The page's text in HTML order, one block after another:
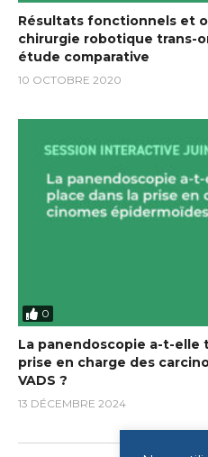
Résultats fonctionnels et
chirurgie robotique trans-
étude comparative
10 OCTOBRE 2020
0
La panendoscopie a-t-elle
prise en charge des
VADS ?
13 DÉCEMBRE 2024